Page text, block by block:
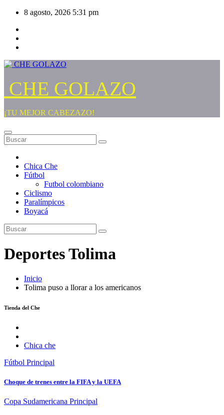
Saltar
contenido
8 agosto, 2026 5:31 pm
CHE GOLAZO
¡TU MEJOR CABEZAZO!
Chica Che
Fútbol
Futbol colombiano
Ciclismo
Paralímpicos
Boyacá
Deportes Tolima
Inicio
Tolima puso a llorar a los americanos
Tienda del Che
Chica che
Fútbol Principal
Choque de trenes entre la FIFA y la UEFA
Copa Sudamericana Principal